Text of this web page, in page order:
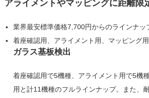
アライメントやマッピングに距離限
業界最安標準価格7,700円からのラインナッ
着座確認用、アライメント用、マッピング
ガラス基板検出
着座確認用で5機種、アライメント用で5機
用と計11機種のフルラインナップ。また、